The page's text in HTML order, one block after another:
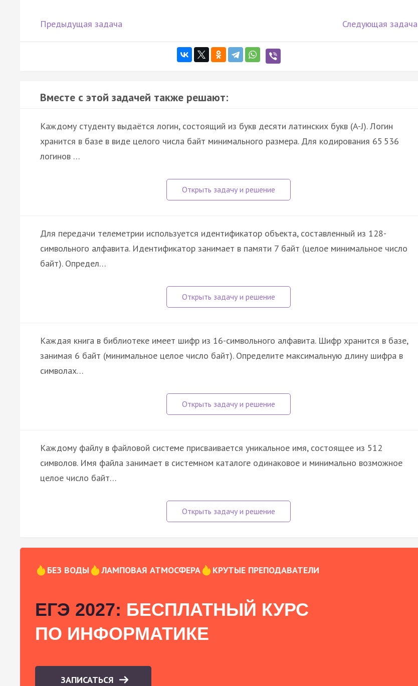
Предыдущая задача Следующая задача
Вместе с этой задачей также решают:
Каждому студенту выдаётся логин, состоящий из букв десяти латинских букв (A-J). Логин
хранится в базе в виде целого числа байт минимального размера. Для кодирования 65 536
логинов …
Для передачи телеметрии используется идентификатор объекта, составленный из 128-
символьного алфавита. Идентификатор занимает в памяти 7 байт (целое минимальное число
байт). Определ…
Каждая книга в библиотеке имеет шифр из 16-символьного алфавита. Шифр хранится в базе,
занимая 6 байт (минимальное целое число байт). Определите максимальную длину шифра в
символах…
Каждому файлу в файловой системе присваивается уникальное имя, состоящее из 512
символов. Имя файла занимает в системном каталоге одинаковое и минимально возможное
целое число байт…
БЕЗ ВОДЫ ЛАМПОВАЯ АТМОСФЕРА КРУТЫЕ ПРЕПОДАВАТЕЛИ
ЕГЭ 2027: БЕСПЛАТНЫЙ КУРС
ПО ИНФОРМАТИКЕ
ЗАПИСАТЬСЯ